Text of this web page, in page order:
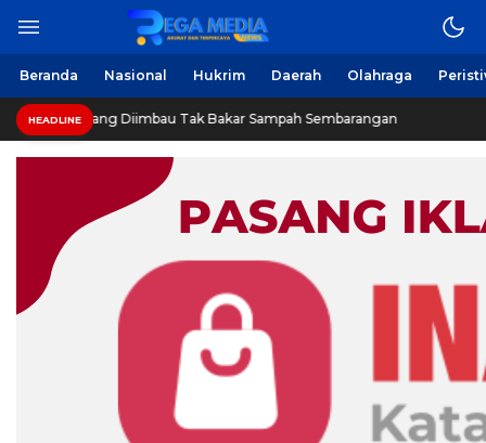
Regamedianews.com
Berita Harian Online
Beranda Nasional Hukrim Daerah Olahraga
HEADLINE
Sampang Diimbau Tak Bakar Sampah Sembarangan